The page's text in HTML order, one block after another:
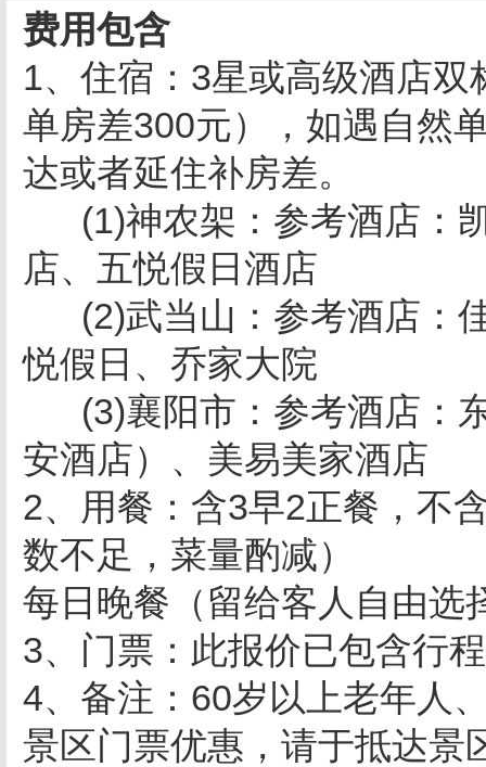
费用包含
1、住宿：3星或高级酒店
单房差300元），如遇自然
达或者延住补房差。
(1)神农架：参考酒店：
店、五悦假日酒店
(2)武当山：参考酒店：
悦假日、乔家大院
(3)襄阳市：参考酒店：
安酒店）、美易美家酒
2、用餐：含3早2正餐，不
数不足，菜量酌减）
每日晚餐（留给客人自由选
3、门票：此报价已包含行
4、备注：60岁以上老年人
景区门票优惠，请于抵达景